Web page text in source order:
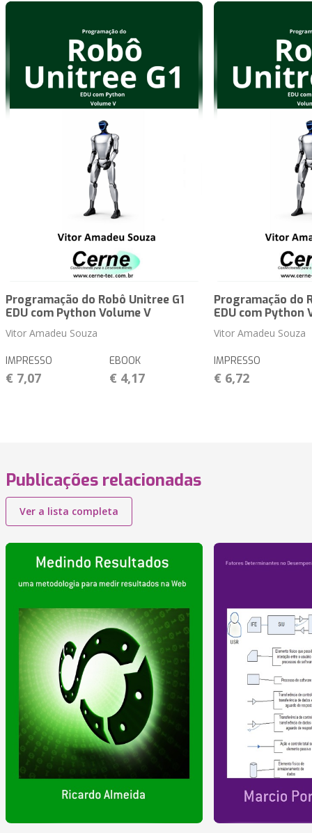
Programação do Robô Unitree G1
EDU com Python Volume V
Vitor Amadeu Souza
IMPRESSO
€ 7,07
EBOOK
€ 4,17
Programação do
EDU com Python
Vitor Amadeu Souza
IMPRESSO
€ 6,72
Publicações relacionadas
Ver a lista completa